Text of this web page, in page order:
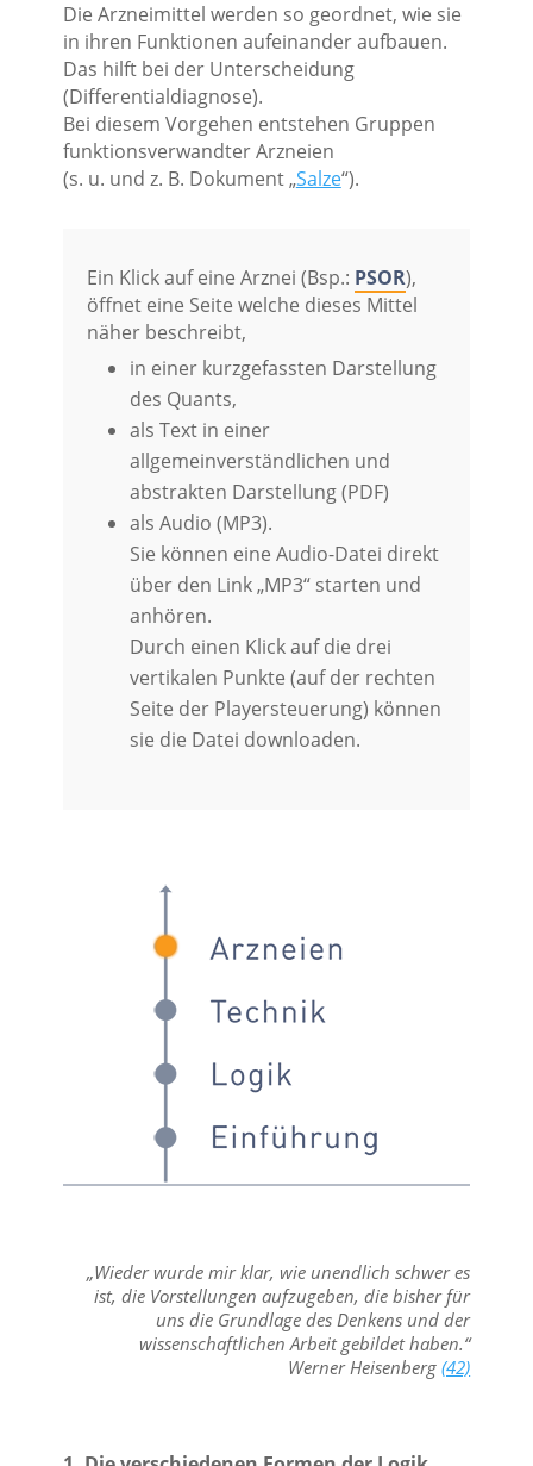
Die Arzneimittel werden so geordnet, wie sie
in ihren Funktionen aufeinander aufbauen.
Das hilft bei der Unterscheidung
(Differentialdiagnose).
Bei diesem Vorgehen entstehen Gruppen
funktionsverwandter Arzneien
(s. u. und z. B. Dokument „Salze“).
Ein Klick auf eine Arznei (Bsp.: PSOR),
öffnet eine Seite welche dieses Mittel
näher beschreibt,
in einer kurzgefassten Darstellung
des Quants,
als Text in einer
allgemeinverständlichen und
abstrakten Darstellung (PDF)
als Audio (MP3).
Sie können eine Audio-Datei direkt
über den Link „MP3“ starten und
anhören.
Durch einen Klick auf die drei
vertikalen Punkte (auf der rechten
Seite der Playersteuerung) können
sie die Datei downloaden.
„Wieder wurde mir klar, wie unendlich schwer es
ist, die Vorstellungen aufzugeben, die bisher für
uns die Grundlage des Denkens und der
wissenschaftlichen Arbeit gebildet haben.“
Werner Heisenberg(42)